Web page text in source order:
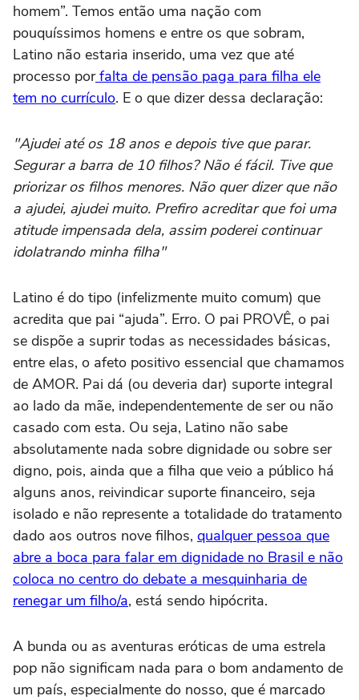
homem”. Temos então uma nação com
pouquíssimos homens e entre os que sobram,
Latino não estaria inserido, uma vez que até
processo porfalta de pensão paga para filha ele
tem no currículo. E o que dizer dessa declaração:
"Ajudei até os 18 anos e depois tive que parar.
Segurar a barra de 10 filhos? Não é fácil. Tive que
priorizar os filhos menores. Não quer dizer que não
a ajudei, ajudei muito. Prefiro acreditar que foi uma
atitude impensada dela, assim poderei continuar
idolatrando minha filha"
Latino é do tipo (infelizmente muito comum) que
acredita que pai “ajuda”. Erro. O pai PROVÊ, o pai
se dispõe a suprir todas as necessidades básicas,
entre elas, o afeto positivo essencial que chamamos
de AMOR. Pai dá (ou deveria dar) suporte integral
ao lado da mãe, independentemente de ser ou não
casado com esta. Ou seja, Latino não sabe
absolutamente nada sobre dignidade ou sobre ser
digno, pois, ainda que a filha que veio a público há
alguns anos, reivindicar suporte financeiro, seja
isolado e não represente a totalidade do tratamento
dado aos outros nove filhos, qualquer pessoa que
abre a boca para falar em dignidade no Brasil e não
coloca no centro do debate a mesquinharia de
renegar um filho/a, está sendo hipócrita.
A bunda ou as aventuras eróticas de uma estrela
pop não significam nada para o bom andamento de
um país, especialmente do nosso, que é marcado